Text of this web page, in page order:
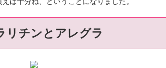
チンとアレグラ